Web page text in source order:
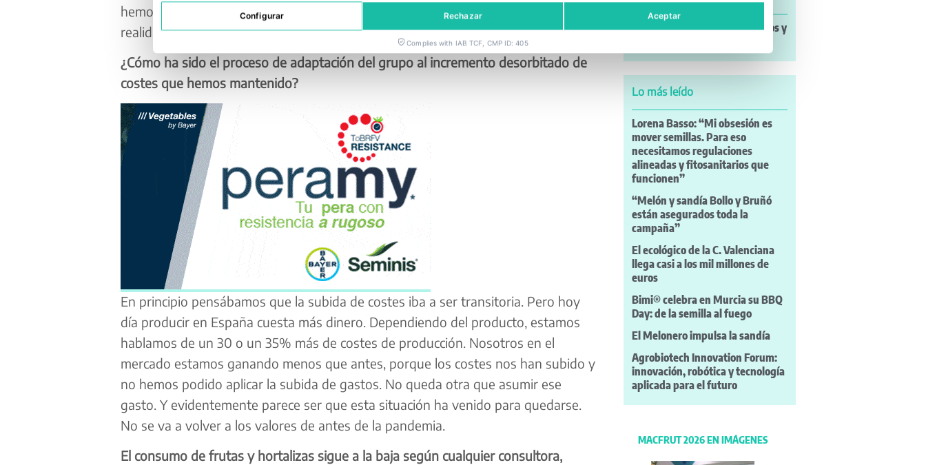
hemos tenido, que deben ser compensados con un mayor volumen de ventas. En
realidad, ahora tenemos surtido de cualquier producto que el mercado requiere.
¿Cómo ha sido el proceso de adaptación del grupo al incremento desorbitado de
costes que hemos mantenido?
En principio pensábamos que la subida de costes iba a ser transitoria. Pero hoy
día producir en España cuesta más dinero. Dependiendo del producto, estamos
hablamos de un 30 o un 35% más de costes de producción. Nosotros en el
mercado estamos ganando menos que antes, porque los costes nos han subido y
no hemos podido aplicar la subida de gastos. No queda otra que asumir ese
gasto. Y evidentemente parece ser que esta situación ha venido para quedarse.
No se va a volver a los valores de antes de la pandemia.
El consumo de frutas y hortalizas sigue a la baja según cualquier consultora,
Noticias a mi Manera: incendios y
Lo más leído
Lorena Basso: “Mi obsesión es
mover semillas. Para eso
necesitamos regulaciones
alineadas y fitosanitarios que
funcionen”
“Melón y sandía Bollo y Bruñó
están asegurados toda la
campaña”
El ecológico de la C. Valenciana
llega casi a los mil millones de
euros
Bimi® celebra en Murcia su BBQ
Day: de la semilla al fuego
El Melonero impulsa la sandía
Agrobiotech Innovation Forum:
innovación, robótica y tecnología
aplicada para el futuro
MACFRUT 2026 EN IMÁGENES
Configurar Rechazar Aceptar
Complies with IAB TCF, CMP ID: 405